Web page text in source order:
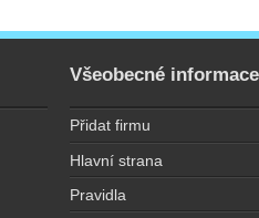
Všeobecné informace
Přidat firmu
Hlavní strana
Pravidla